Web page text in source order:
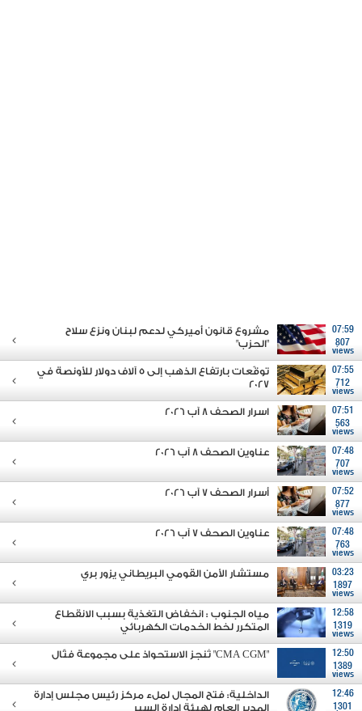
07:59
807
views
مشروع قانون أميركي لدعم لبنان ونزع سلاح
"الحزب"
07:55
712
views
توقّعات بارتفاع الذهب إلى 5 آلاف دولار للأونصة في
2027
07:51
563
views
اسرار الصحف 8 آب 2026
07:48
707
views
عناوين الصحف 8 آب 2026
07:52
877
views
أسرار الصحف 7 آب 2026
07:48
763
views
عناوين الصحف 7 آب 2026
03:23
1897
views
مستشار الأمن القومي البريطاني يزور بري
12:58
1319
views
مياه الجنوب : انخفاض التغذية بسبب الانقطاع
المتكرر لخط الخدمات الكهربائي
12:50
1389
views
"CMA CGM" تُنجز الاستحواذ على مجموعة فتّال
12:46
1301
الداخلية: فتح المجال لملء مركز رئيس مجلس إدارة
المدير العام لهيئة إدارة السير